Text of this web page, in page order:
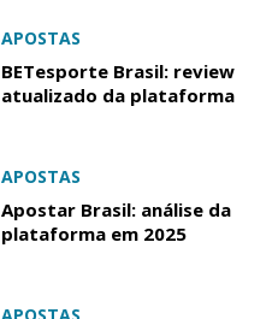
APOSTAS
BETesporte Brasil: review
atualizado da plataforma
APOSTAS
Apostar Brasil: análise da
plataforma em 2025